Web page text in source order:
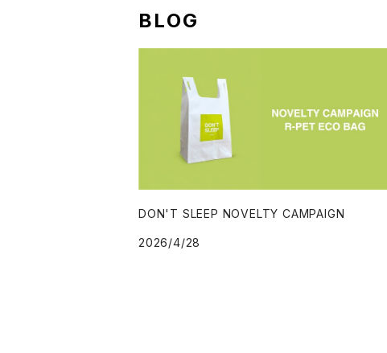
BLOG
DON'T SLEEP NOVELTY CAMPAIGN
2026/4/28